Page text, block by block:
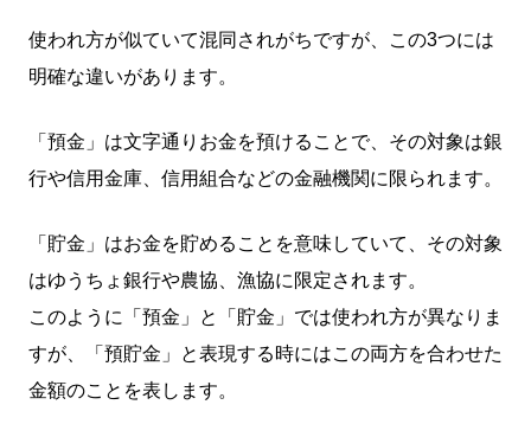
使われ方が似ていて混同されがちですが、この3つには
明確な違いがあります。
「預金」は文字通りお金を預けることで、その対象は銀
行や信用金庫、信用組合などの金融機関に限られます。
「貯金」はお金を貯めることを意味していて、その対象
はゆうちょ銀行や農協、漁協に限定されます。
このように「預金」と「貯金」では使われ方が異なりま
すが、「預貯金」と表現する時にはこの両方を合わせた
金額のことを表します。